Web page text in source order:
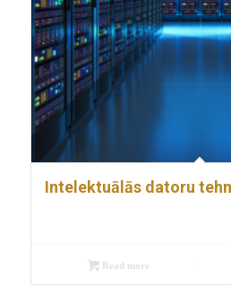
Intelektuālās datoru
Read more